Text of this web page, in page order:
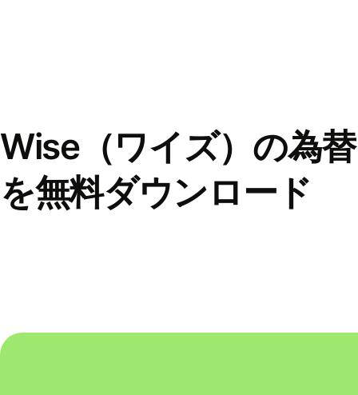
Wise（ワイズ）の為
を無料ダウンロード